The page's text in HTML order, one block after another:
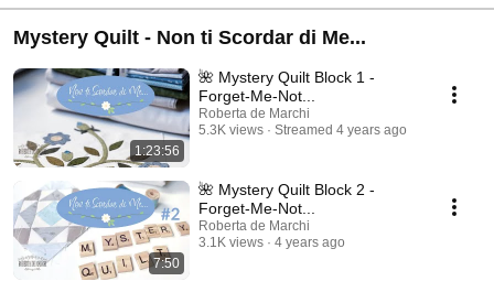
Mystery Quilt - Non ti Scordar di Me...
1:23:56
🌺 Mystery Quilt Block 1 -
Forget-Me-Not...
Roberta de Marchi
5.3K views
Streamed 4 years ago
7:50
🌺 Mystery Quilt Block 2 -
Forget-Me-Not...
Roberta de Marchi
3.1K views
4 years ago